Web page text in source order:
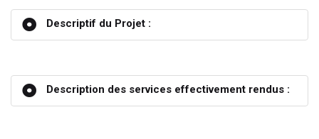
Descriptif du Projet :
Description des services effectivement rendus :